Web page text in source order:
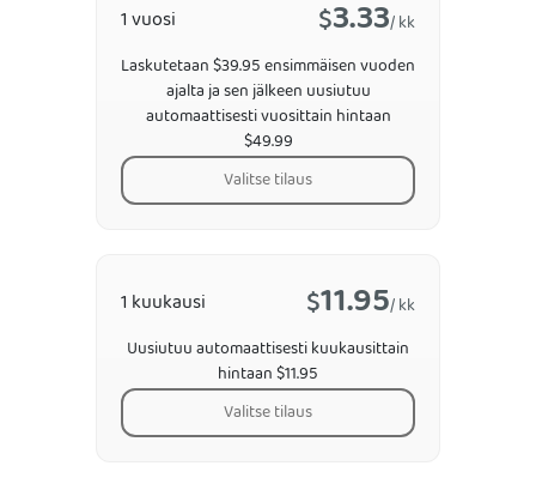
1 kuukausi $11.95/ kk
Uusiutuu automaattisesti kuukausittain
hintaan $11.95
Valitse tilaus
1 vuosi $3.33/ kk
Laskutetaan $39.95 ensimmäisen vuoden
ajalta ja sen jälkeen uusiutuu
automaattisesti vuosittain hintaan
$49.99
Valitse tilaus